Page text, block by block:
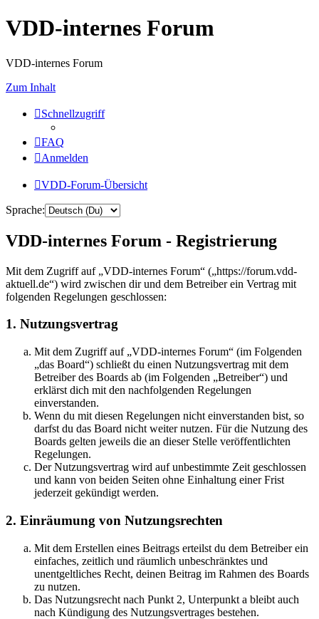
VDD-internes Forum
VDD-internes Forum
Zum Inhalt
Schnellzugriff
FAQ
Anmelden
VDD-Forum-Übersicht
Sprache:
VDD-internes Forum - Registrierung
Mit dem Zugriff auf „VDD-internes Forum“ („https://forum.vdd-
aktuell.de“) wird zwischen dir und dem Betreiber ein Vertrag mit
folgenden Regelungen geschlossen:
1. Nutzungsvertrag
Mit dem Zugriff auf „VDD-internes Forum“ (im Folgenden
„das Board“) schließt du einen Nutzungsvertrag mit dem
Betreiber des Boards ab (im Folgenden „Betreiber“) und
erklärst dich mit den nachfolgenden Regelungen
einverstanden.
Wenn du mit diesen Regelungen nicht einverstanden bist, so
darfst du das Board nicht weiter nutzen. Für die Nutzung des
Boards gelten jeweils die an dieser Stelle veröffentlichten
Regelungen.
Der Nutzungsvertrag wird auf unbestimmte Zeit geschlossen
und kann von beiden Seiten ohne Einhaltung einer Frist
jederzeit gekündigt werden.
2. Einräumung von Nutzungsrechten
Mit dem Erstellen eines Beitrags erteilst du dem Betreiber ein
einfaches, zeitlich und räumlich unbeschränktes und
unentgeltliches Recht, deinen Beitrag im Rahmen des Boards
zu nutzen.
Das Nutzungsrecht nach Punkt 2, Unterpunkt a bleibt auch
nach Kündigung des Nutzungsvertrages bestehen.